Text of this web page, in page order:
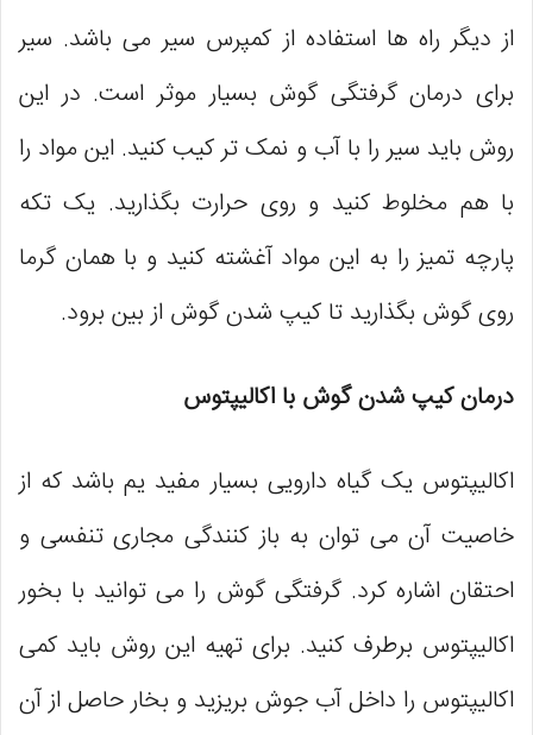
از دیگر راه ها استفاده از کمپرس سیر می باشد. سیر
برای درمان گرفتگی گوش بسیار موثر است. در این
روش باید سیر را با آب و نمک تر کیب کنید. این مواد را
با هم مخلوط کنید و روی حرارت بگذارید. یک تکه
پارچه‌ تمیز را به این مواد آغشته کنید و با همان گرما
روی گوش بگذارید تا کیپ شدن گوش از بین برود.
درمان کیپ شدن گوش با اکالیپتوس
اکالیپتوس یک گیاه دارویی بسیار مفید یم باشد که از
خاصیت آن می توان به باز کنندگی مجاری تنفسی و
احتقان اشاره کرد. گرفتگی گوش را می‌ توانید با بخور
اکالیپتوس برطرف کنید. برای تهیه این روش باید کمی
اکالیپتوس را داخل آب جوش بریزید و بخار حاصل از آن